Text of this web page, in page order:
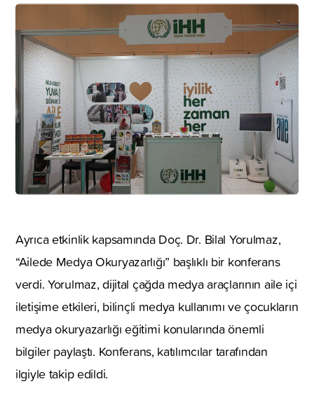
Ayrıca etkinlik kapsamında Doç. Dr. Bilal Yorulmaz,
“Ailede Medya Okuryazarlığı” başlıklı bir konferans
verdi. Yorulmaz, dijital çağda medya araçlarının aile içi
iletişime etkileri, bilinçli medya kullanımı ve çocukların
medya okuryazarlığı eğitimi konularında önemli
bilgiler paylaştı. Konferans, katılımcılar tarafından
ilgiyle takip edildi.